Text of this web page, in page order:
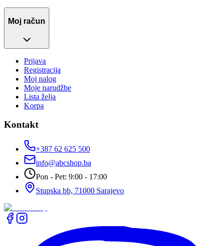
Moj račun
Prijava
Registracija
Moj nalog
Moje narudžbe
Lista želja
Korpa
Kontakt
+387 62 625 500
info@abcshop.ba
Pon - Pet: 9:00 - 17:00
Stupska bb, 71000 Sarajevo